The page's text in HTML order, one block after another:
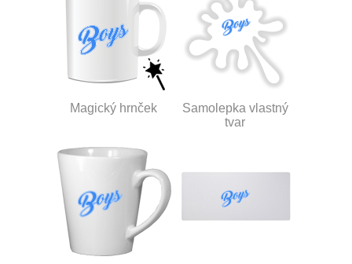
Magický hrnček
Samolepka vlastný
tvar